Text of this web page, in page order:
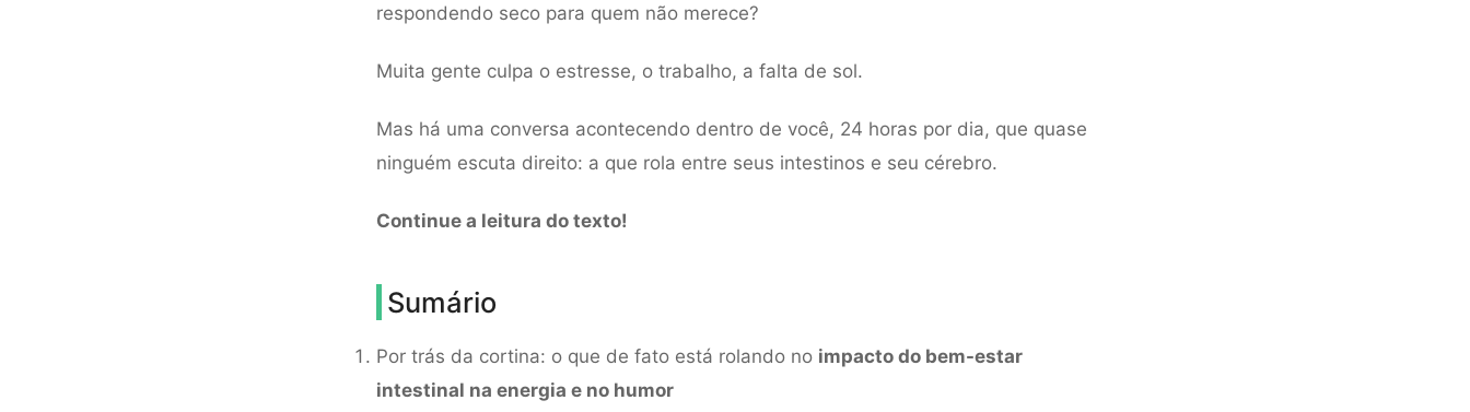
respondendo seco para quem não merece?
Muita gente culpa o estresse, o trabalho, a falta de sol.
Mas há uma conversa acontecendo dentro de você, 24 horas por dia, que quase
ninguém escuta direito: a que rola entre seus intestinos e seu cérebro.
Continue a leitura do texto!
Sumário
Por trás da cortina: o que de fato está rolando no impacto do bem-estar
intestinal na energia e no humor